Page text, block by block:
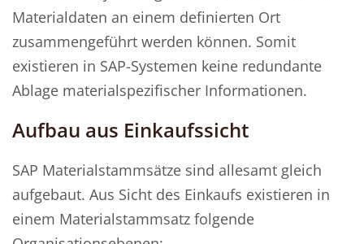
Materialdaten an einem definierten Ort
zusammengeführt werden können. Somit
existieren in SAP-Systemen keine redundante
Ablage materialspezifischer Informationen.
Aufbau aus Einkaufssicht
SAP Materialstammsätze sind allesamt gleich
aufgebaut. Aus Sicht des Einkaufs existieren in
einem Materialstammsatz folgende